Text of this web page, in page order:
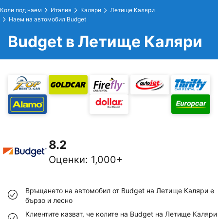
Коли под наем Италия Каляри
Летище Каляри
Наем на автомобил Budget
Budget в Летище Каляри
8.2
Оценки: 1,000+
Връщането на автомобил от Budget на Летище Каляри е
бързо и лесно
Клиентите казват, че колите на Budget на Летище Каляри